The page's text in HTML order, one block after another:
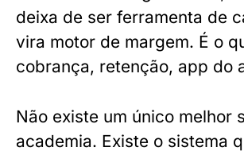
deixa de ser ferramenta de
vira motor de margem. É o
cobrança, retenção, app do
Não existe um único melhor
academia. Existe o sistema